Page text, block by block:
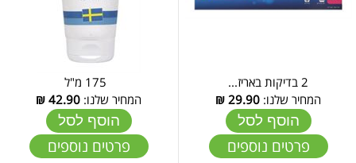
2 בדיקות באריז...
המחיר שלנו: 29.90
₪
הוסף לסל
פרטים נוספים
המחיר שלנו: 42.90
₪
הוסף לסל
פרטים נוספים